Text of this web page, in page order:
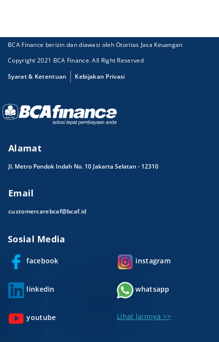
BCA Finance berizin dan diawasi oleh Otoritas Jasa Keuangan
Copyright 2021 BCA Finance. All Right Reserved
Syarat & Ketentuan
Kebijakan Privasi
Alamat
Jl. Metro Pondok Indah No. 10 Jakarta Selatan - 12310
Email
customercarebcaf@bcaf.id
Sosial Media
facebook instagram
linkedin whatsapp
youtube Lihat lainnya >>